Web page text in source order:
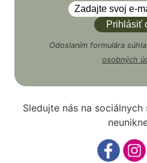
Odoslaním formulára
osobných
Sledujte nás na